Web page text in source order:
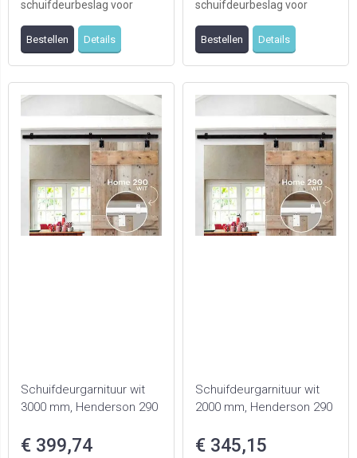
schuifdeurbeslag voor
landelijke of moderne
ruimtes, stalen beslag
Bestellen Details
schuifdeurbeslag voor
landelijke of moderne
ruimtes, stalen beslag
Bestellen Details
Schuifdeurgarnituur wit
3000 mm, Henderson 290
€ 399,74
Schuifdeurgarnituur wit
2000 mm, Henderson 290
€ 345,15